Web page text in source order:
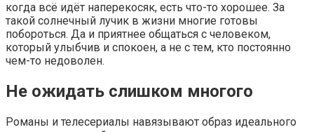
когда всё идёт наперекосяк, есть что-то хорошее. За
такой солнечный лучик в жизни многие готовы
побороться. Да и приятнее общаться с человеком,
который улыбчив и спокоен, а не с тем, кто постоянно
чем-то недоволен.
Не ожидать слишком многого
Романы и телесериалы навязывают образ идеального